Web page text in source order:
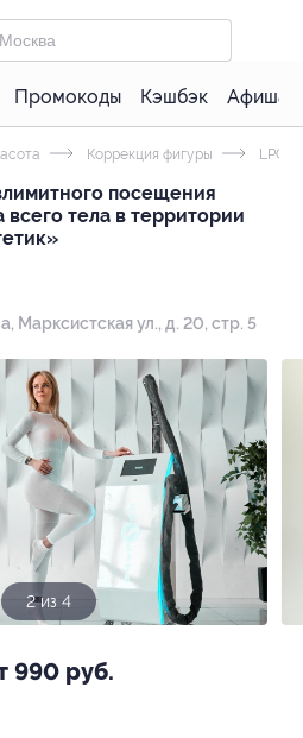
Промокоды Кэшбэк Афиша
Коррекция фигуры LPG-
посещения
тела в территории
Марксистская ул., д. 20, стр. 5
2 из 4
990 руб.